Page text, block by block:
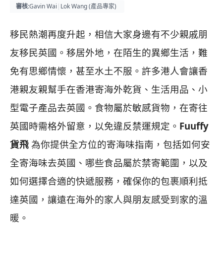
審核:Gavin Wai | Lok Wang (產品專家)
移民熱潮再度升起，相信大家身邊有不少親戚朋
友移民英國。移居外地，在陌生的異鄉生活，難
免有思鄉情懷，甚至水土不服。許多港人會讓香
港親友親幫手在香港寄海外乾貨、生活用品、小
型電子產品去英國。食物屬於敏感貨物，在寄往
英國時需格外留意，以免違反禁運規定。 Fuuffy
貨飛 為你提供全方位的寄海味指南，包括如何安
全寄海味去英國、哪些食品屬於禁寄範圍，以及
如何選擇合適的快遞服務，確保你的包裹順利抵
達英國，讓遠在海外的家人與朋友感受到家的溫
暖。